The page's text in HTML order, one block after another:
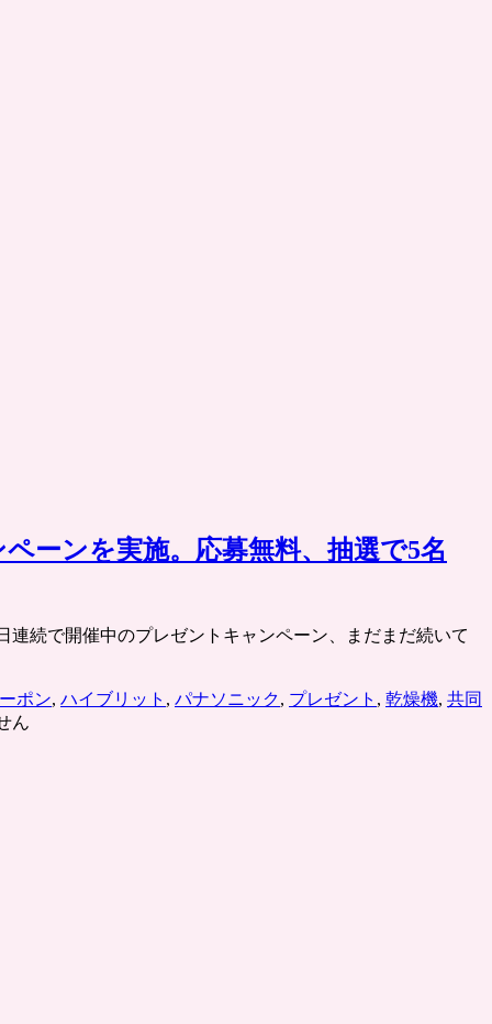
ーンを実施。応募無料、抽選で5名
連続で開催中のプレゼントキャンペーン、まだまだ続いて
ポン, ハイブリット , パナソニック, プレゼント , 乾燥機, 共同
ん